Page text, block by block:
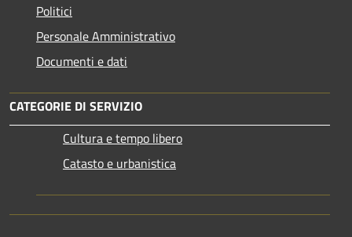
Politici
Personale Amministrativo
Documenti e dati
CATEGORIE DI SERVIZIO
Cultura e tempo libero
Catasto e urbanistica